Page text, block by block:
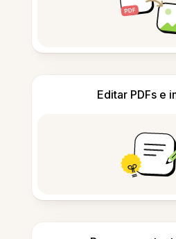
Editar PDFs e